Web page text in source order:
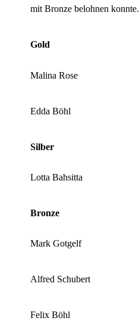
mit Bronze belohnen konnte.
Gold
Malina Rose
Edda Böhl
Silber
Lotta Bahsitta
Bronze
Mark Gotgelf
Alfred Schubert
Felix Böhl